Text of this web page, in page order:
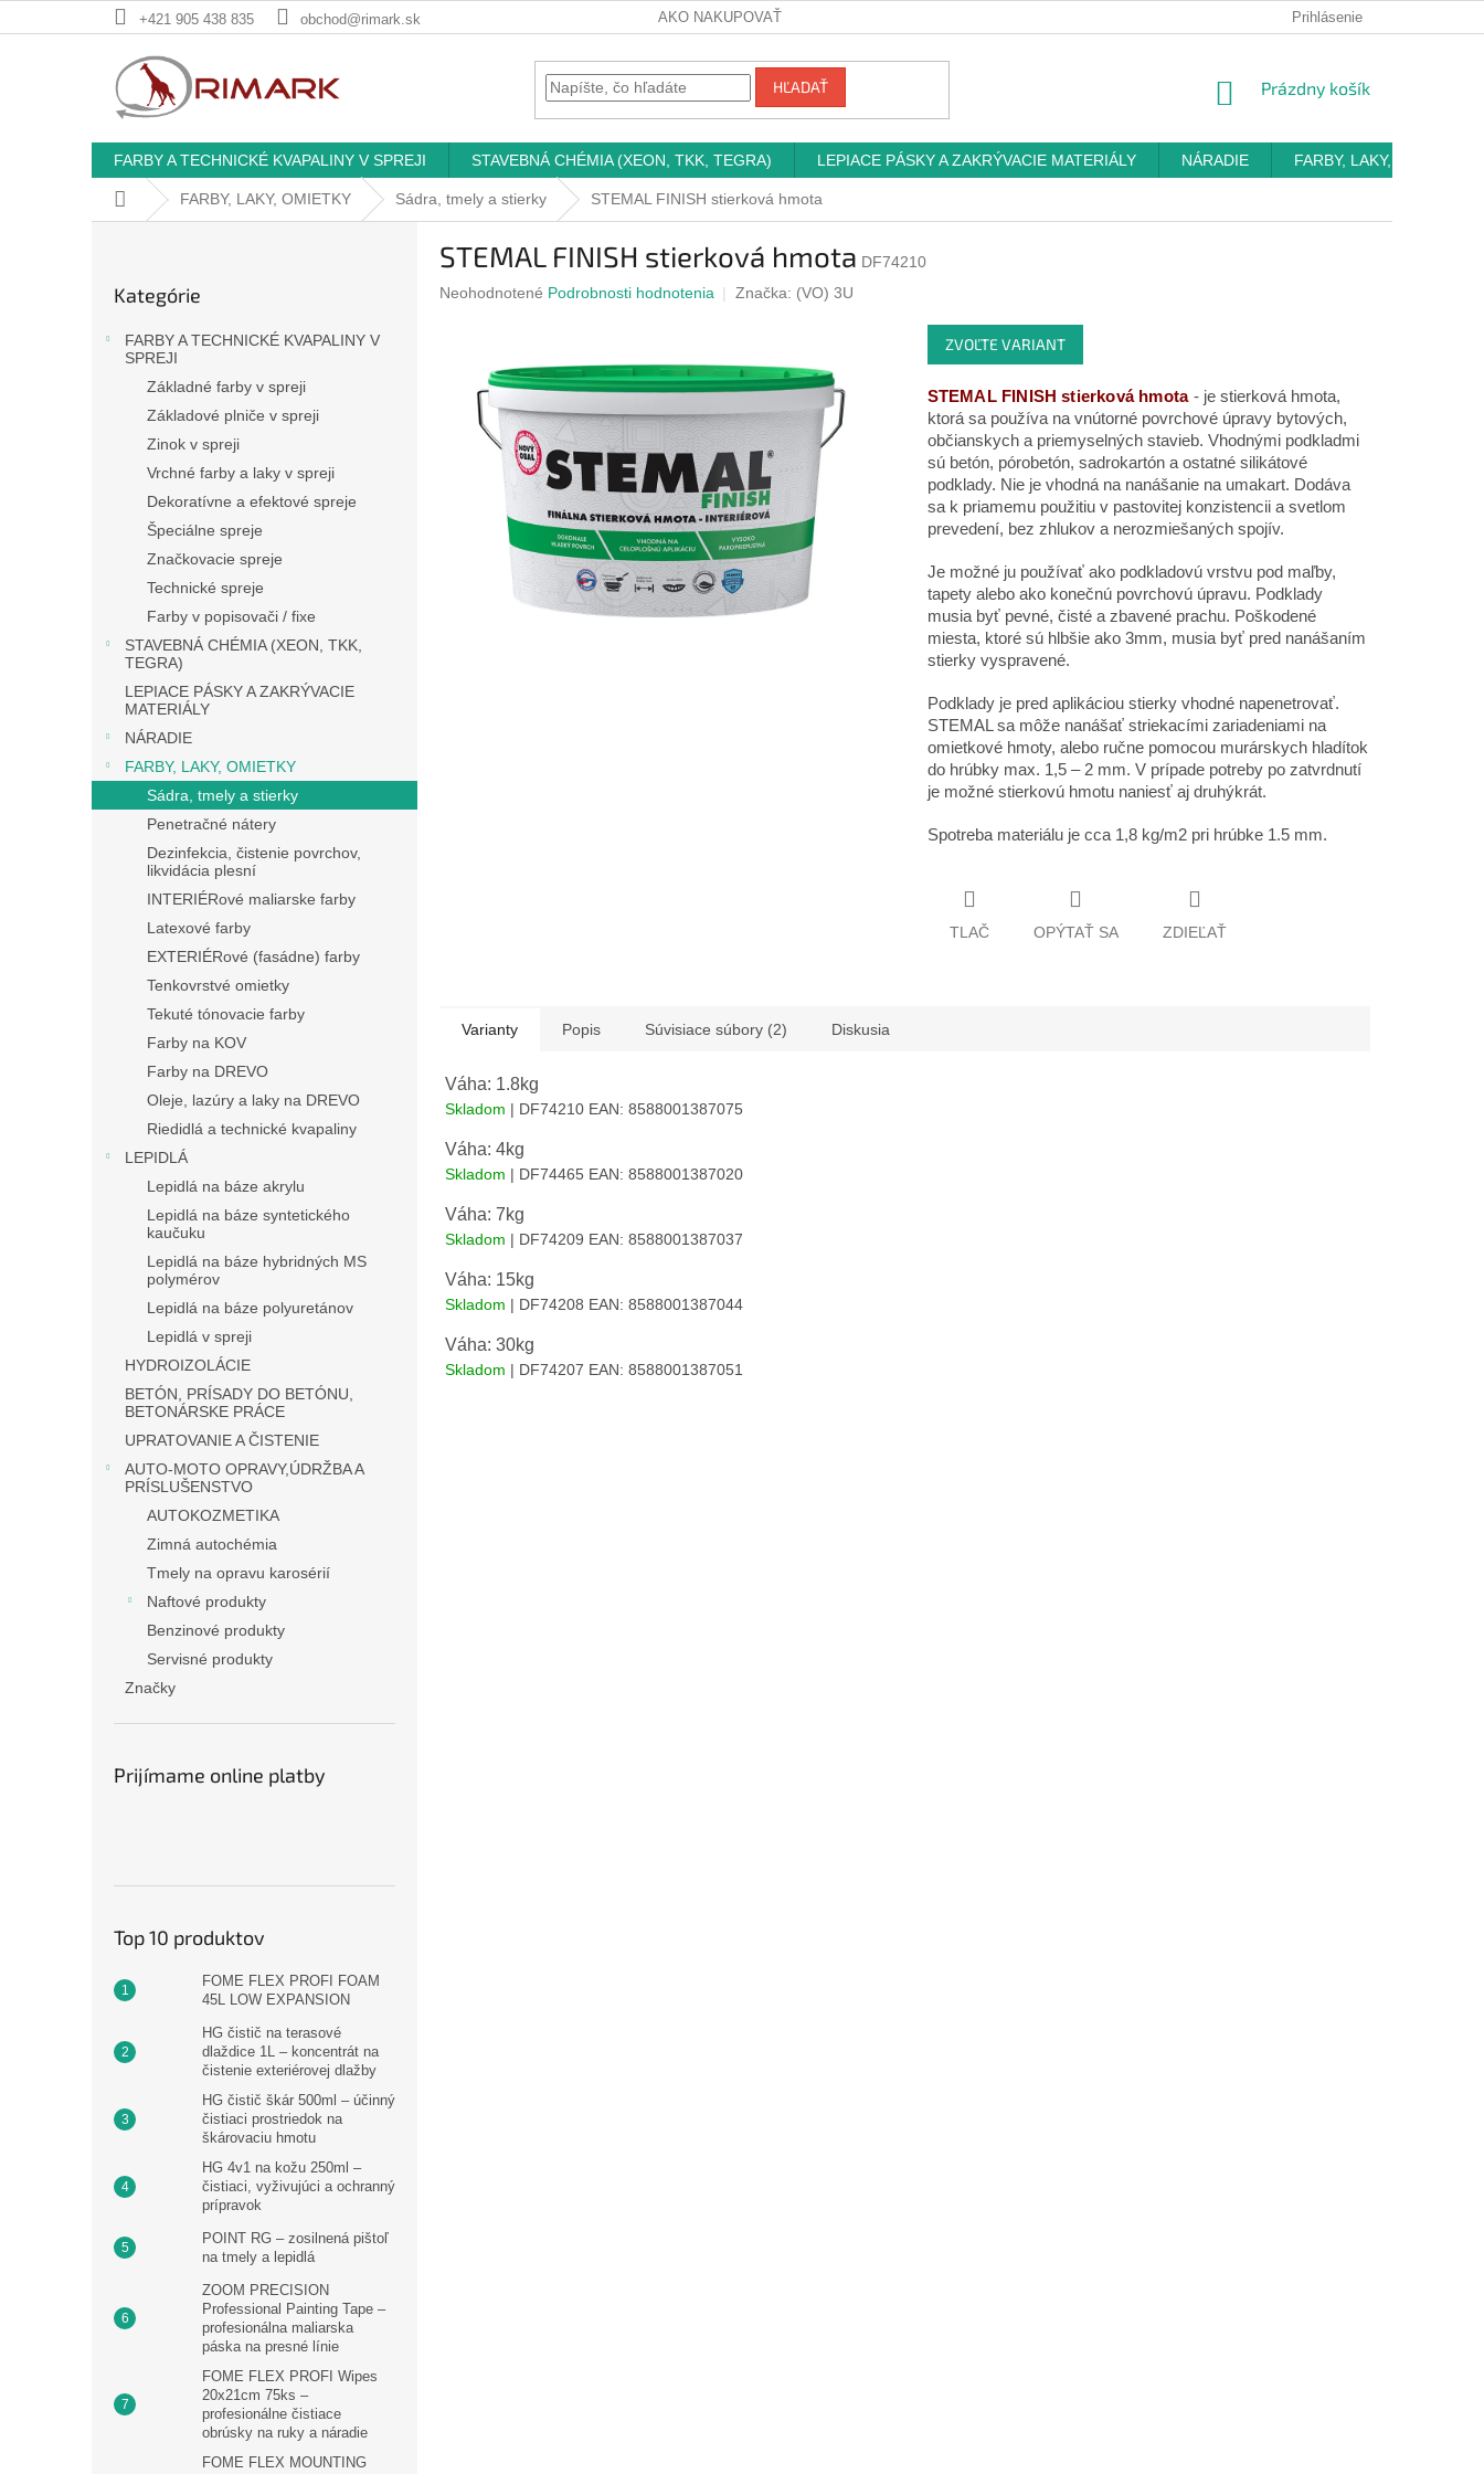
na
+421 905 438 835 obchod@rimark.sk AKO NAKUPOVAŤ Prihlásenie
HĽADAŤ
NÁKUPNÝ
Prázdny košík
FARBY A TECHNICKÉ KVAPALINY V SPREJI STAVEBNÁ CHÉMIA (XEON, TKK, TEGRA) LEPIACE PÁSKY A ZAKRÝVACIE MATERIÁLY NÁRADIE FARBY, LAKY, OMIETKY
DomovFARBY, LAKY, OMIETKY Sádra, tmely a stierky STEMAL FINISH stierková hmota
kategórie
Kategórie
FARBY A TECHNICKÉ KVAPALINY V
SPREJI
Základné farby v spreji
Základové plniče v spreji
Zinok v spreji
Vrchné farby a laky v spreji
Dekoratívne a efektové spreje
Špeciálne spreje
Značkovacie spreje
Technické spreje
Farby v popisovači / fixe
STAVEBNÁ CHÉMIA (XEON, TKK,
TEGRA)
LEPIACE PÁSKY A ZAKRÝVACIE
MATERIÁLY
NÁRADIE
FARBY, LAKY, OMIETKY
Sádra, tmely a stierky
Penetračné nátery
Dezinfekcia, čistenie povrchov,
likvidácia plesní
INTERIÉRové maliarske farby
Latexové farby
EXTERIÉRové (fasádne) farby
Tenkovrstvé omietky
Tekuté tónovacie farby
Farby na KOV
Farby na DREVO
Oleje, lazúry a laky na DREVO
Riedidlá a technické kvapaliny
LEPIDLÁ
Lepidlá na báze akrylu
Lepidlá na báze syntetického
kaučuku
Lepidlá na báze hybridných MS
polymérov
Lepidlá na báze polyuretánov
Lepidlá v spreji
HYDROIZOLÁCIE
BETÓN, PRÍSADY DO BETÓNU,
BETONÁRSKE PRÁCE
UPRATOVANIE A ČISTENIE
AUTO-MOTO OPRAVY,ÚDRŽBA A
PRÍSLUŠENSTVO
AUTOKOZMETIKA
Zimná autochémia
Tmely na opravu karosérií
Naftové produkty
Benzinové produkty
Servisné produkty
Značky
Prijímame online platby
Top 10 produktov
FOME FLEX PROFI FOAM
45L LOW EXPANSION
HG čistič na terasové
dlaždice 1L – koncentrát na
čistenie exteriérovej dlažby
HG čistič škár 500ml – účinný
čistiaci prostriedok na
škárovaciu hmotu
HG 4v1 na kožu 250ml –
čistiaci, vyživujúci a ochranný
prípravok
POINT RG – zosilnená pištoľ
na tmely a lepidlá
ZOOM PRECISION
Professional Painting Tape –
profesionálna maliarska
páska na presné línie
FOME FLEX PROFI Wipes
20x21cm 75ks –
profesionálne čistiace
obrúsky na ruky a náradie
FOME FLEX MOUNTING
STEMAL FINISH stierková hmota DF74210
Priemerné
hviezdičiek.
Neohodnotené Podrobnosti hodnotenia Značka: (VO) 3U
ZVOĽTE VARIANT
STEMAL FINISH stierková hmota -je stierková hmota,
ktorá sa používa na vnútorné povrchové úpravy bytových,
občianskych a priemyselných stavieb. Vhodnými podkladmi
sú betón, pórobetón, sadrokartón a ostatné silikátové
podklady. Nie je vhodná na nanášanie na umakart. Dodáva
sa k priamemu použitiu v pastovitej konzistencii a svetlom
prevedení, bez zhlukov a nerozmiešaných spojív.
Je možné ju používať ako podkladovú vrstvu pod maľby,
tapety alebo ako konečnú povrchovú úpravu. Podklady
musia byť pevné, čisté a zbavené prachu. Poškodené
miesta, ktoré sú hlbšie ako 3mm, musia byť pred nanášaním
stierky vyspravené.
Podklady je pred aplikáciou stierky vhodné napenetrovať.
STEMAL sa môže nanášať striekacími zariadeniami na
omietkové hmoty, alebo ručne pomocou murárskych hladítok
do hrúbky max. 1,5 – 2 mm. V prípade potreby po zatvrdnutí
je možné stierkovú hmotu naniesť aj druhýkrát.
Spotreba materiálu je cca 1,8 kg/m2 pri hrúbke 1.5 mm.
TLAČ OPÝTAŤ SA ZDIEĽAŤ
Varianty Popis Súvisiace súbory (2) Diskusia
Váha: 1.8kg
Skladom | DF74210 EAN: 8588001387075
Váha: 4kg
Skladom | DF74465 EAN: 8588001387020
Váha: 7kg
Skladom | DF74209 EAN: 8588001387037
Váha: 15kg
Skladom | DF74208 EAN: 8588001387044
Váha: 30kg
Skladom | DF74207 EAN: 8588001387051